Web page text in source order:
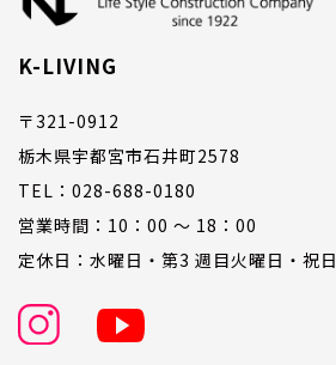
K-LIVING
〒321-0912
栃木県宇都宮市石井町2578
TEL：028-688-0180
営業時間：10：00 ～ 18：00
定休日：水曜日・第3 週目火曜日・祝日